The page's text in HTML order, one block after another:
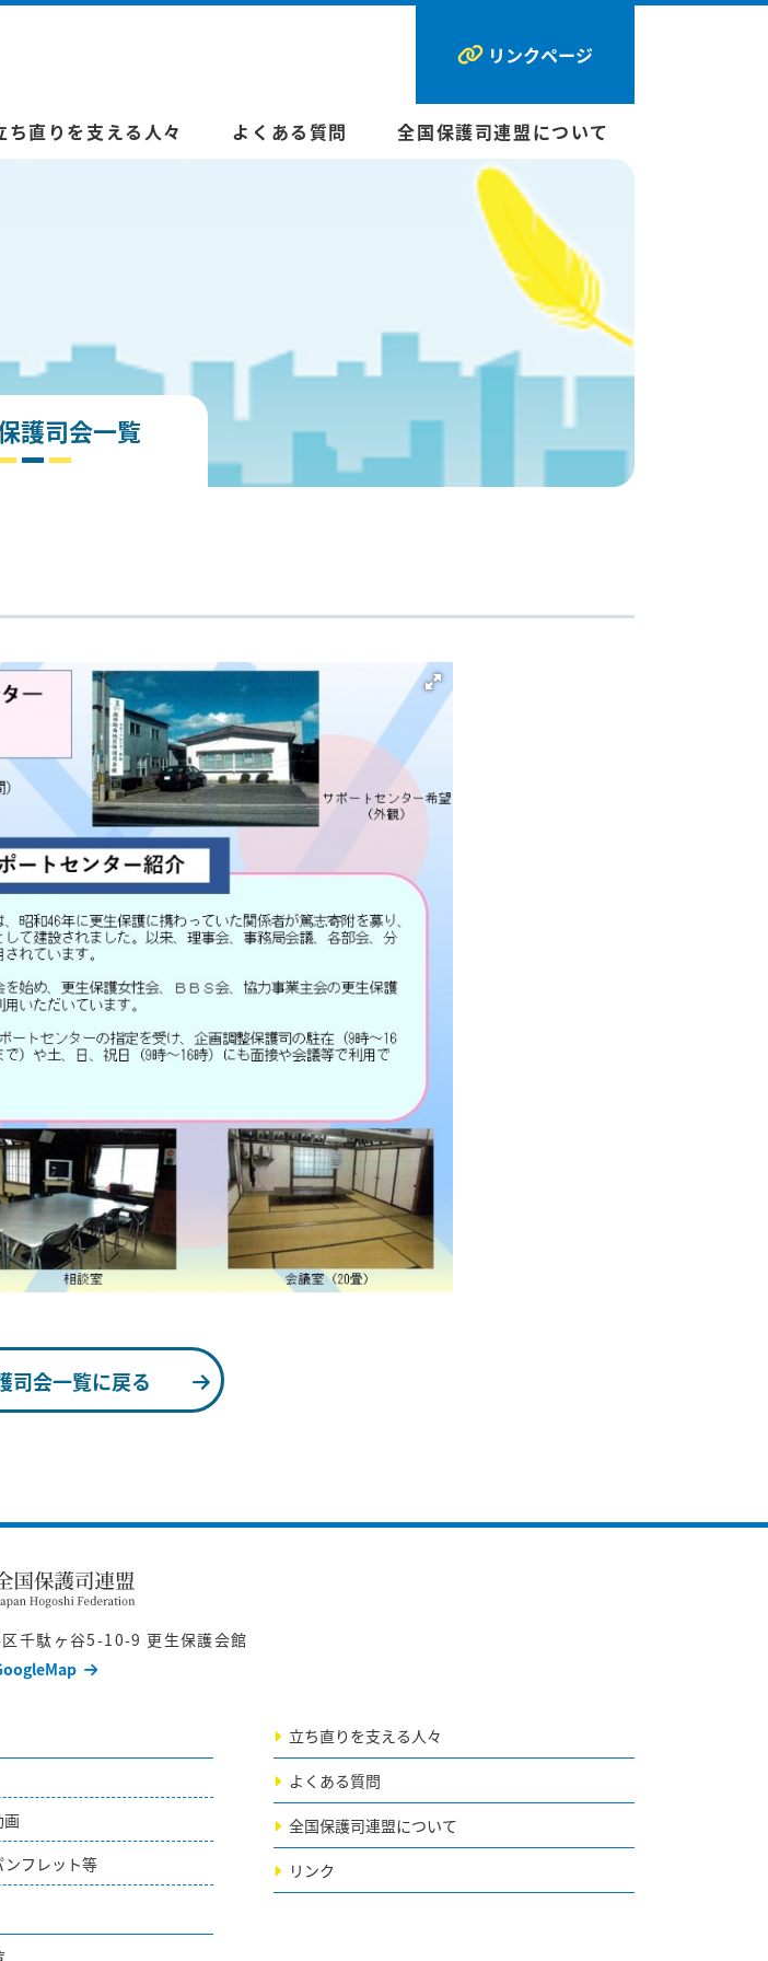
リンクページ
ち直りを支える人々 よくある質問 全国保護司連盟について
護司会一覧
司会一覧に戻る
千駄ヶ谷5-10-9 更生保護会館
画
フレット等
立ち直りを支える人々
よくある質問
全国保護司連盟について
リンク